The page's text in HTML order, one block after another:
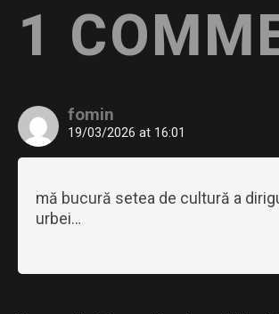
1
fomin
19/03/2026 at 16:01
mă bucură setea de cultură a
urbei…